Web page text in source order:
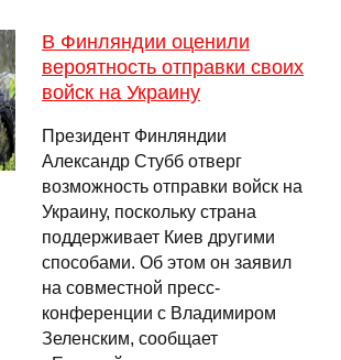
В Финляндии оценили
вероятность отправки своих
войск на Украину
Президент Финляндии
Александр Стубб отверг
возможность отправки войск на
Украину, поскольку страна
поддерживает Киев другими
способами. Об этом он заявил
на совместной пресс-
конференции с Владимиром
Зеленским, сообщает